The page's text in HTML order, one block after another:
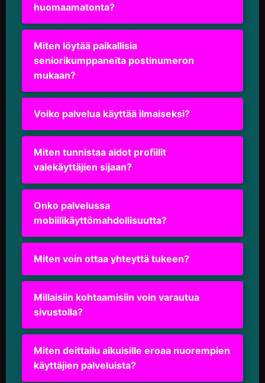
huomaamatonta?
Miten löytää paikallisia
seniorikumppaneita postinumeron
mukaan?
Voiko palvelua käyttää ilmaiseksi?
Miten tunnistaa aidot profiilit
valekäyttäjien sijaan?
Onko palvelussa
mobiilikäyttömahdollisuutta?
Miten voin ottaa yhteyttä tukeen?
Millaisiin kohtaamisiin voin varautua
sivustolla?
Miten deittailu aikuisille eroaa nuorempien
käyttäjien palveluista?